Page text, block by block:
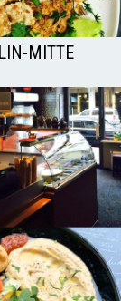
MITTE